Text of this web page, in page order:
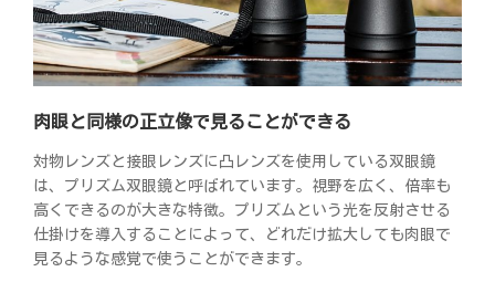
肉眼と同様の正立像で見ることができる
対物レンズと接眼レンズに凸レンズを使用している双眼鏡
は、プリズム双眼鏡と呼ばれています。視野を広く、倍率も
高くできるのが大きな特徴。プリズムという光を反射させる
仕掛けを導入することによって、どれだけ拡大しても肉眼で
見るような感覚で使うことができます。